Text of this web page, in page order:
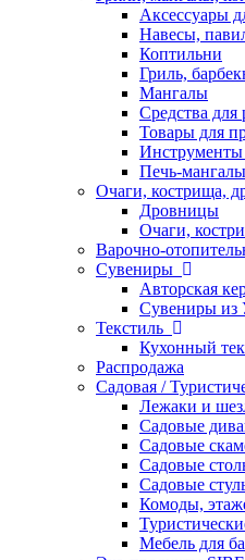
Аксессуары
Навесы,
Коптильни
Гриль,
Мангалы
Средства для
Товары для
Инструменты
Печь-мангалы
Очаги, кострища,
Дровницы
Очаги,
Варочно-
Сувениры
Авторская
Сувениры из
Текстиль
Кухонный
Распродажа
Садовая /
Лежаки и
Садовые
Садовые
Садовые
Садовые
Комоды,
Мебель для